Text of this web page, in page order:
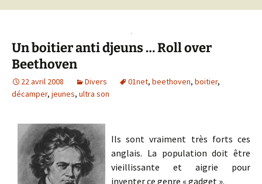
Un boitier anti djeuns … Roll over
Beethoven
22 avril 2008 Divers 01net, beethoven, boitier,
décamper, jeunes, ultra son
Ils sont vraiment très forts ces
anglais. La population doit être
vieillissante et aigrie pour
inventer ce genre « gadget ».